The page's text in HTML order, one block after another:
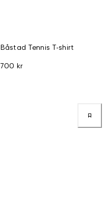
Båstad Tennis T-shirt
700 kr